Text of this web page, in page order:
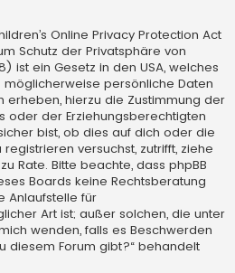
Online Privacy Protection Act
Schutz der Privatsphäre von
ist ein Gesetz in den USA, welches
möglicherweise persönliche Daten
erheben, hierzu die Zustimmung der
oder der Erziehungsberechtigten
bist, ob dies auf dich oder die
versuchst, zutrifft, ziehe
Rate. Bitte beachte, dass phpBB
Boards keine Rechtsberatung
Anlaufstelle für
Art ist; außer solchen, die unter
wenden, falls es Beschwerden
diesem Forum gibt?“ behandelt